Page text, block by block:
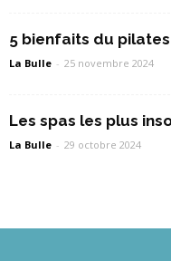
5 bienfaits du
La Bulle - 25 novembre 2024
Les spas les plus
La Bulle - 29 octobre 2024